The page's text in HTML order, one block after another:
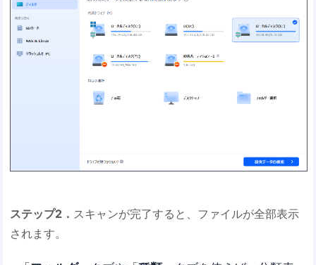
ステップ2． スキャンが完了すると、ファイルが全部表示
されます。